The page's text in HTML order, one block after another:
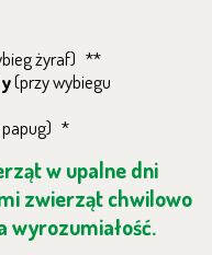
żyraf) **
(przy wybiegu
papug) *
w upalne dni
zwierząt chwilowo
wyrozumiałość.